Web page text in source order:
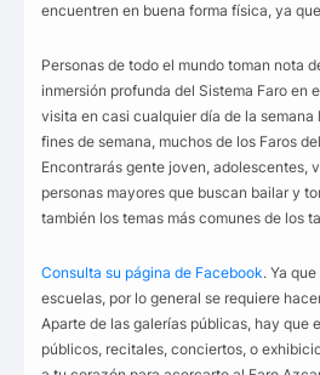
encuentren en buena forma física, ya
Personas de todo el mundo toman nota
inmersión profunda del Sistema Faro en
visita en casi cualquier día de la semana
fines de semana, muchos de los Faros
Encontrarás gente joven, adolescentes,
personas mayores que buscan bailar y
también los temas más comunes de los
Consulta su página de Facebook. Ya
escuelas, por lo general se requiere
Aparte de las galerías públicas, hay que
públicos, recitales, conciertos, o